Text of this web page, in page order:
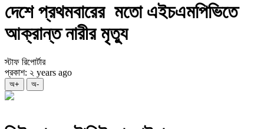
দেশে প্রথমবারের মতো এইচএমপিভিতে
আক্রান্ত নারীর মৃত্যু
স্টাফ রিপোর্টার
প্রকাশ: ২ years ago
অ+ অ-